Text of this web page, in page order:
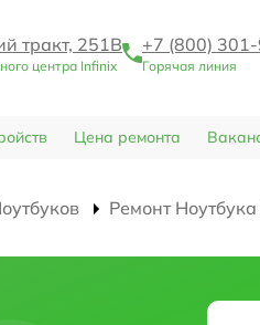
тракт, 251В
центра Infinix
+7 (800)
Горячая линия
Цена ремонта
Ремонт